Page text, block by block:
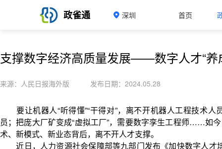
政雀通 深圳 首页
支撑数字经济高质量发展——数字人才“养
来源：人民日报海外版 发布日期：2024.05.28